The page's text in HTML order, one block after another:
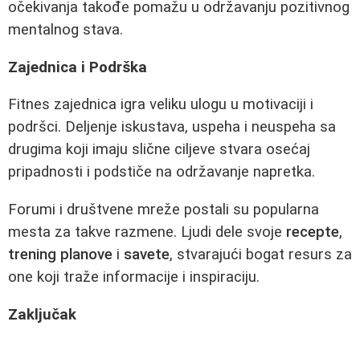
očekivanja takođe pomažu u održavanju pozitivnog
mentalnog stava.
Zajednica i Podrška
Fitnes zajednica igra veliku ulogu u motivaciji i
podršci. Deljenje iskustava, uspeha i neuspeha sa
drugima koji imaju slične ciljeve stvara osećaj
pripadnosti i podstiče na održavanje napretka.
Forumi i društvene mreže postali su popularna
mesta za takve razmene. Ljudi dele svoje recepte,
trening planove i savete, stvarajući bogat resurs za
one koji traže informacije i inspiraciju.
Zaključak